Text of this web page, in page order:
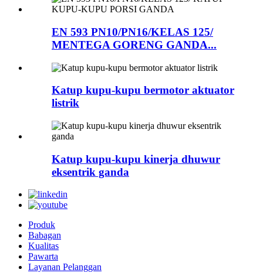
EN 593 PN10/PN16/KELAS 125/
MENTEGA GORENG GANDA...
Katup kupu-kupu bermotor aktuator
listrik
Katup kupu-kupu kinerja dhuwur
eksentrik ganda
Produk
Babagan
Kualitas
Pawarta
Layanan Pelanggan